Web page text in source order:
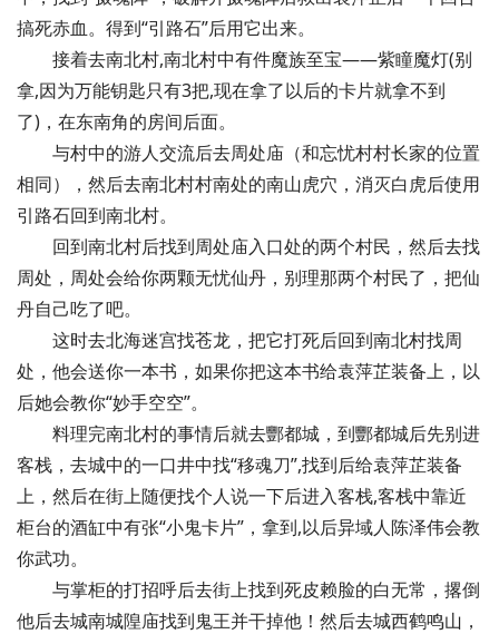
搞死赤血。得到“引路石”后用它出来。
接着去南北村,南北村中有件魔族至宝——紫瞳魔灯(别
拿,因为万能钥匙只有3把,现在拿了以后的卡片就拿不到
了)，在东南角的房间后面。
与村中的游人交流后去周处庙（和忘忧村村长家的位置
相同），然后去南北村村南处的南山虎穴，消灭白虎后使用
引路石回到南北村。
回到南北村后找到周处庙入口处的两个村民，然后去找
周处，周处会给你两颗无忧仙丹，别理那两个村民了，把仙
丹自己吃了吧。
这时去北海迷宫找苍龙，把它打死后回到南北村找周
处，他会送你一本书，如果你把这本书给袁萍芷装备上，以
后她会教你“妙手空空”。
料理完南北村的事情后就去酆都城，到酆都城后先别进
客栈，去城中的一口井中找“移魂刀”,找到后给袁萍芷装备
上，然后在街上随便找个人说一下后进入客栈,客栈中靠近
柜台的酒缸中有张“小鬼卡片”，拿到,以后异域人陈泽伟会教
你武功。
与掌柜的打招呼后去街上找到死皮赖脸的白无常，撂倒
他后去城南城隍庙找到鬼王并干掉他！然后去城西鹤鸣山，